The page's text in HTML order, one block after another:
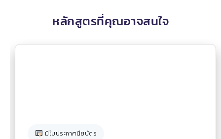
หลักสูตรที่คุณอาจสนใจ
มีใบประกาศนียบัตร